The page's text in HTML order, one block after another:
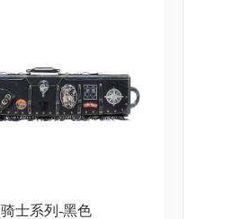
骑士系列-黑色